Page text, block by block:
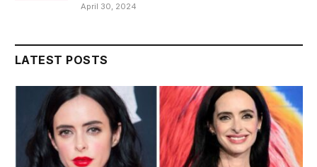
April 30, 2024
LATEST POSTS